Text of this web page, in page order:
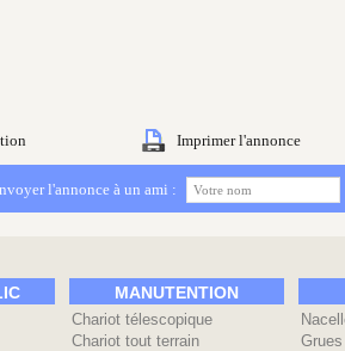
Imprimer l'annonce
l'annonce à un ami :
MANUTENTION
Chariot télescopique
Chariot tout terrain
Grues